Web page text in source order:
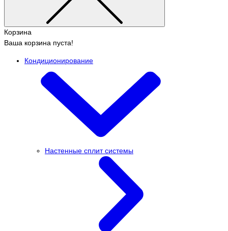
Корзина
Ваша корзина пуста!
Кондиционирование
Настенные сплит системы